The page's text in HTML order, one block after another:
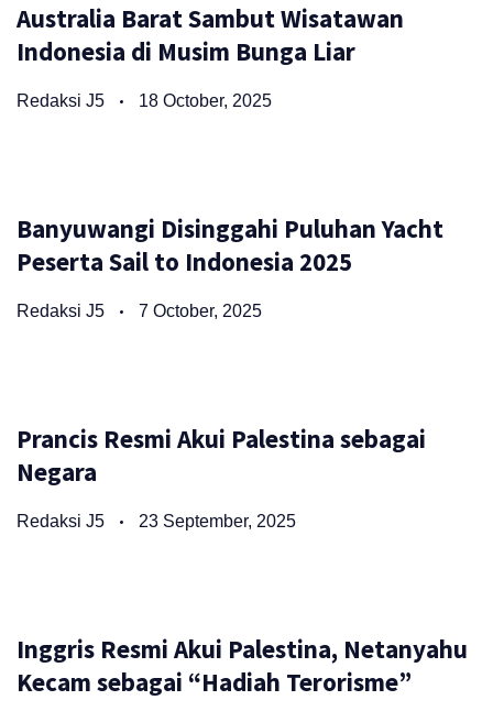
Australia Barat Sambut Wisatawan
Indonesia di Musim Bunga Liar
Redaksi J5 18 October, 2025
Banyuwangi Disinggahi Puluhan Yacht
Peserta Sail to Indonesia 2025
Redaksi J5 7 October, 2025
Prancis Resmi Akui Palestina sebagai
Negara
Redaksi J5 23 September, 2025
Inggris Resmi Akui Palestina, Netanyahu
Kecam sebagai “Hadiah Terorisme”